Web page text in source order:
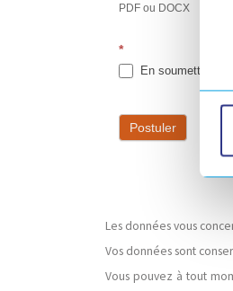
PDF ou DOCX
*
En soumettant
Postuler
Les données vous
Vos données sont
Vous pouvez à tout